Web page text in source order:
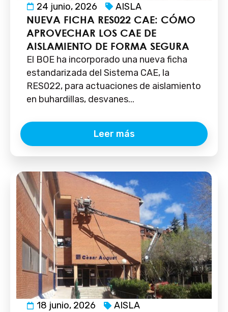
24 junio, 2026 AISLA
NUEVA FICHA RES022 CAE: CÓMO
APROVECHAR LOS CAE DE
AISLAMIENTO DE FORMA SEGURA
El BOE ha incorporado una nueva ficha
estandarizada del Sistema CAE, la
RES022, para actuaciones de aislamiento
en buhardillas, desvanes...
Leer más
18 junio, 2026 AISLA